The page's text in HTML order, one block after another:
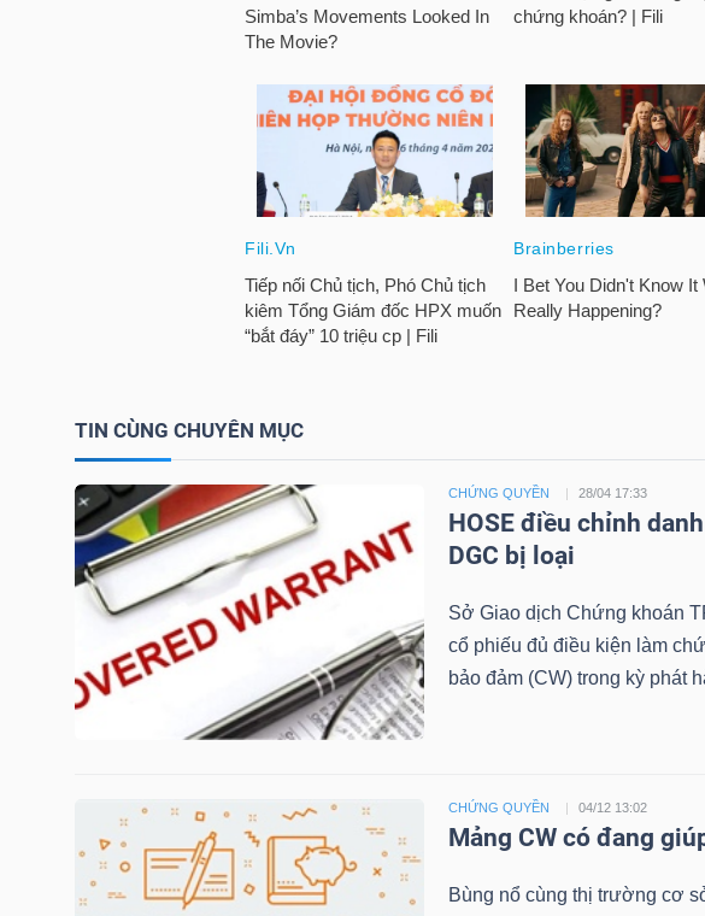
TIN CÙNG CHUYÊN MỤC
CHỨNG QUYỀN 28/04 17:33
HOSE điều chỉnh
DGC bị loại
Sở Giao dịch Chứng khoán
cổ phiếu đủ điều kiện làm
bảo đảm (CW) trong kỳ phát
CHỨNG QUYỀN 04/12 13:02
Mảng CW có đang
Bùng nổ cùng thị trường cơ
DƯƠNG
CHÍNH
VIETSTOCKFINANCE